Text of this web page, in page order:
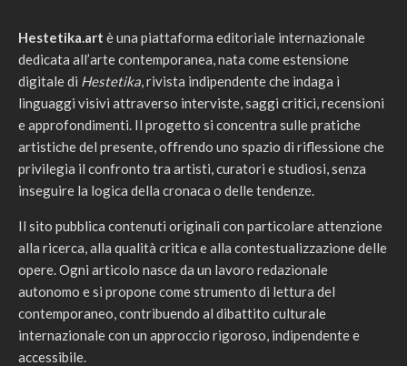
Hestetika.art è una piattaforma editoriale internazionale
dedicata all’arte contemporanea, nata come estensione
digitale di Hestetika , rivista indipendente che indaga i
linguaggi visivi attraverso interviste, saggi critici, recensioni
e approfondimenti. Il progetto si concentra sulle pratiche
artistiche del presente, offrendo uno spazio di riflessione che
privilegia il confronto tra artisti, curatori e studiosi, senza
inseguire la logica della cronaca o delle tendenze.
Il sito pubblica contenuti originali con particolare attenzione
alla ricerca, alla qualità critica e alla contestualizzazione delle
opere. Ogni articolo nasce da un lavoro redazionale
autonomo e si propone come strumento di lettura del
contemporaneo, contribuendo al dibattito culturale
internazionale con un approccio rigoroso, indipendente e
accessibile.